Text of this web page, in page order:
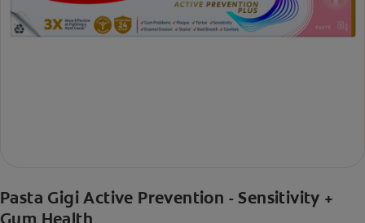
Pasta Gigi Active Prevention - Sensitivity +